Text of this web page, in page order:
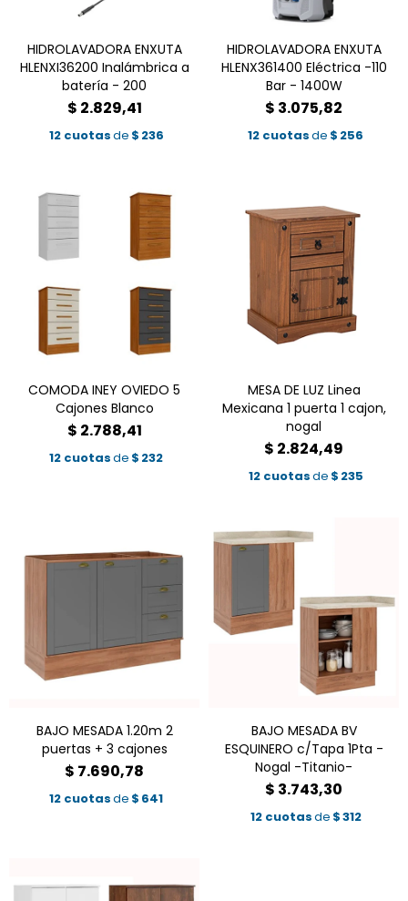
HIDROLAVADORA ENXUTA
HLENXI36200 Inalámbrica a
batería - 200
$ 2.829,41
12 cuotasde $ 236
HIDROLAVADORA ENXUTA
HLENX361400 Eléctrica -110
Bar - 1400W
$ 3.075,82
12 cuotasde $ 256
COMODA INEY OVIEDO 5
Cajones Blanco
$ 2.788,41
12 cuotasde $ 232
MESA DE LUZ Linea
Mexicana 1 puerta 1 cajon,
nogal
$ 2.824,49
12 cuotasde $ 235
BAJO MESADA 1.20m 2
puertas + 3 cajones
$ 7.690,78
12 cuotasde $ 641
BAJO MESADA BV
ESQUINERO c/Tapa 1Pta -
Nogal -Titanio-
$ 3.743,30
12 cuotasde $312